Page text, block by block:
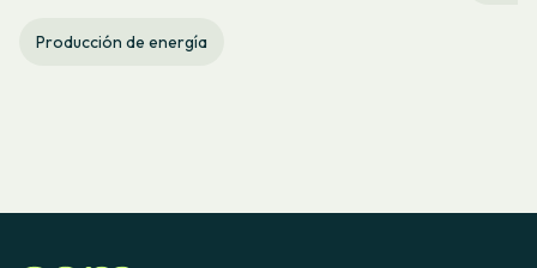
Producción de energía